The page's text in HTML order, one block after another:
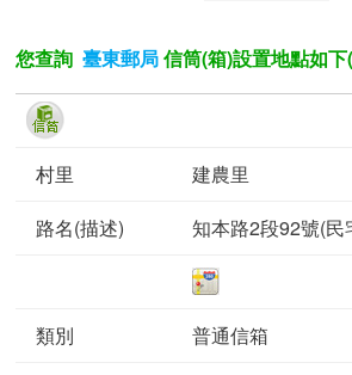
您查詢臺東郵局 信筒(箱)設置地點如
建農里
知本路2段92號(民
普通信箱